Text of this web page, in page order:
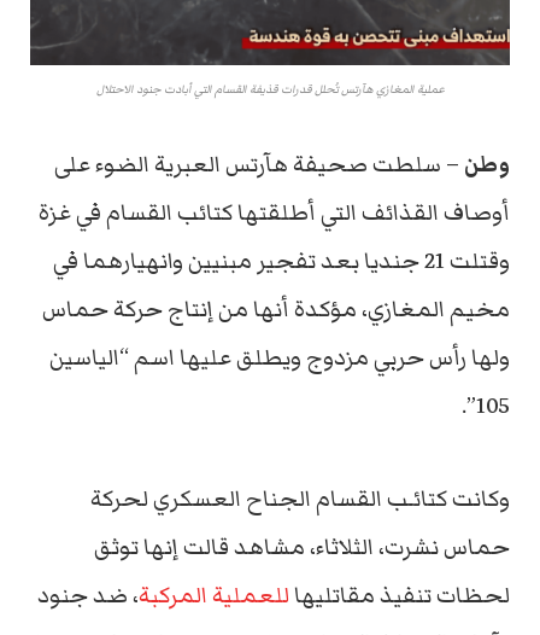
عملية المغازي هآرتس تُحلل قدرات قذيفة القسام التي أبادت جنود الاحتلال
وطن – سلطت صحيفة هآرتس العبرية الضوء على
أوصاف القذائف التي أطلقتها كتائب القسام في غزة
وقتلت 21 جنديا بعد تفجير مبنيين وانهيارهما في
مخيم المغازي، مؤكدة أنها من إنتاج حركة حماس
ولها رأس حربي مزدوج ويطلق عليها اسم “الياسين
105”.
وكانت كتائـب القسام الجناح العسكري لحركة
حماس نشرت، الثلاثاء، مشاهد قالت إنها توثق
لحظات تنفيذ مقاتليها للعملية المركبة، ضد جنود